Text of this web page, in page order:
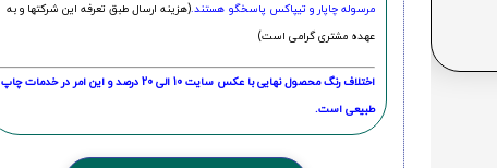
مرسوله چاپار و تیپاکس پاسخگو هستند.(هزینه ارسال طبق تعرفه این شرکتها و به
عهده مشتری گرامی است)
اختلاف رنگ محصول نهایی با عکس سایت 10 الی 20 درصد و این امر در خدمات چاپ
طبیعی است.